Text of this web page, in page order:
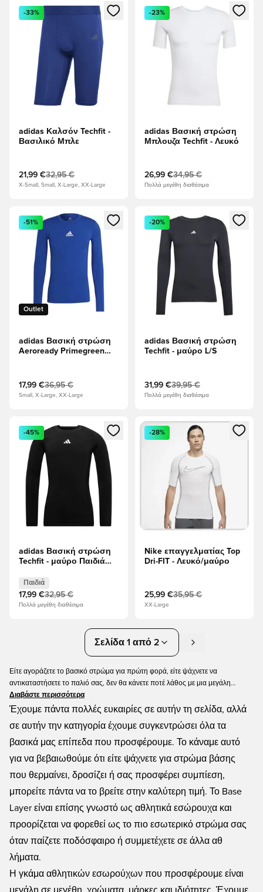
Ανοίγει ένα Modal για να συνδεθείτε ή να εγγραφείτε ως
-33%
adidas Καλσόν Techfit -
Βασιλικό Μπλε
21,99 €32,95 €
X-Small, Small, X-Large, XX-Large
Ανοίγει ένα Modal για να
-23%
adidas Βασική στρώση
Μπλουζα Techfit - Λευκό
26,99 €34,95 €
Πολλά μεγέθη διαθέσιμα
Ανοίγει ένα Modal για να συνδεθείτε ή να εγγραφείτε ως
Outlet
-51%
adidas Βασική στρώση
Aeroready Primegreen
17,99 €36,95 €
Small, X-Large, XX-Large
Ανοίγει ένα Modal για να
-20%
adidas Βασική στρώση
Techfit - μαύρο L/S
31,99 €39,95 €
Πολλά μεγέθη διαθέσιμα
Ανοίγει ένα Modal για να συνδεθείτε ή να εγγραφείτε ως
-45%
adidas Βασική στρώση
Techfit - μαύρο Παιδιά
Παιδιά
17,99 €32,95 €
Πολλά μεγέθη διαθέσιμα
Ανοίγει ένα Modal για να
-28%
Nike επαγγελματίας Top
Dri-FIT - Λευκό/μαύρο
25,99 €35,95 €
XX-Large
Σελίδα 1 από 2
Είτε αγοράζετε το βασικό στρώμα για πρώτη φορά, είτε ψάχνετε να
αντικαταστήσετε το παλιό σας, δεν θα κάνετε ποτέ λάθος με μια μεγάλη
προσφορά. Εδώ θα βρείτε όλο το βασικό μας επίπεδο που προσφέρεται, και
υπάρχουν πάντα πολλά για να διαλέξετε! Υπάρχει βασική στρώση που
διαφορετικά μοντέλα, μεγέθη και χρώματα. Ο σωστός εξοπλισμός δεν
χρειάζεται να κοστίσει μια περιουσία και συχνά ενημερώνουμε αυτήν την
κατηγορία, ώστε να μπορούν να συμπεριληφθούν όλοι οι προϋπολογισμοί.
Διαβάστε περισσότερα
Έχουμε πάντα πολλές ευκαιρίες σε αυτήν τη σελίδα, αλλά
σε αυτήν την κατηγορία έχουμε συγκεντρώσει όλα τα
βασικά μας επίπεδα που προσφέρουμε. Το κάναμε αυτό
για να βεβαιωθούμε ότι είτε ψάχνετε για στρώμα βάσης
που θερμαίνει, δροσίζει ή σας προσφέρει συμπίεση,
μπορείτε πάντα να το βρείτε στην καλύτερη τιμή. Το Base
Layer είναι επίσης γνωστό ως αθλητικά εσώρουχα και
προορίζεται να φορεθεί ως το πιο εσωτερικό στρώμα σας
όταν παίζετε ποδόσφαιρο ή συμμετέχετε σε άλλα αθ
λήματα.
Η γκάμα αθλητικών εσωρούχων που προσφέρουμε είναι